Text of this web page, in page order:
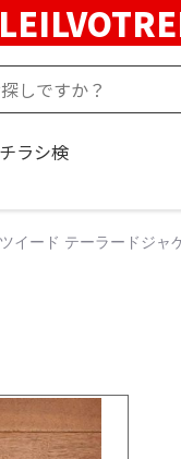
ラシ検
イード テーラードジャ